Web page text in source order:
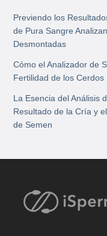
Previendo los
de Pura Sangre
Desmontadas
Cómo el Analizador de
Fertilidad de los Cerdos
La Esencia del Análisis
Resultado de la Cría y
de Semen